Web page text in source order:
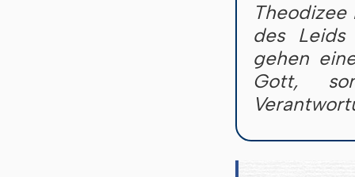
des
gehen
Gott,